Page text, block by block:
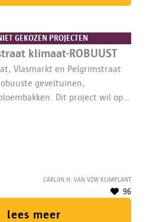
GEKOZEN PROJECTEN
klimaat-ROBUUST
Vlasmarkt en Pelgrimstraat
geveltuinen,
Dit project wil op
Carlijn H. van vzw klimplant
96
lees meer